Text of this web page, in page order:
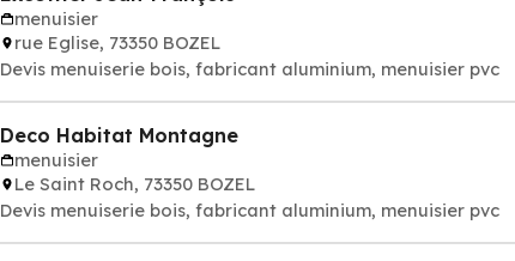
menuisier
rue Eglise, 73350 BOZEL
Devis menuiserie bois, fabricant aluminium, menuisier pvc
Deco Habitat Montagne
menuisier
Le Saint Roch, 73350 BOZEL
Devis menuiserie bois, fabricant aluminium, menuisier pvc